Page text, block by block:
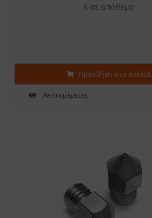
Επικοινωνία
6 σε απόθεμα
Προσθήκη στο καλάθι
Λεπτομέρειες